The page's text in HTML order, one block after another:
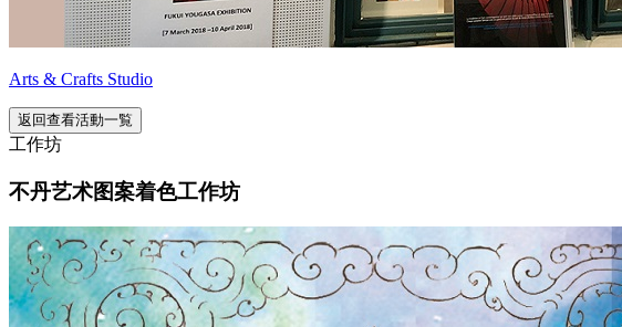
Arts & Crafts Studio
返回查看活動一覧
工作坊
不丹艺术图案着色工作坊